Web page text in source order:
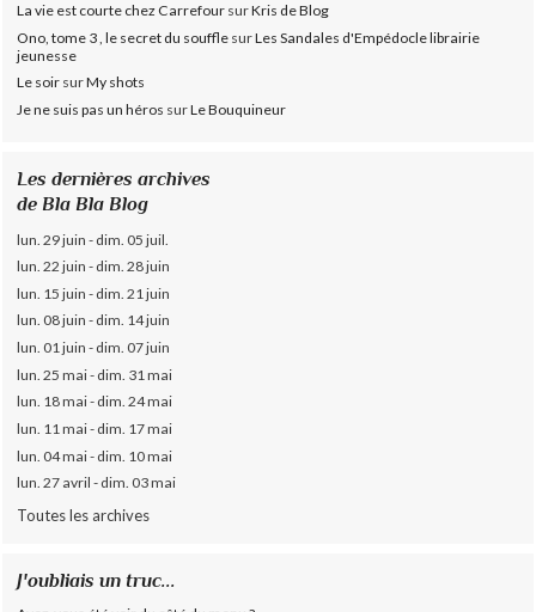
La vie est courte chez Carrefour surKris de Blog
Ono, tome 3 , le secret du souffle surLes Sandales d'Empédocle librairie
jeunesse
Le soir surMy shots
Je ne suis pas un héros surLe Bouquineur
Les dernières archives
de Bla Bla Blog
lun. 29 juin - dim. 05 juil.
lun. 22 juin - dim. 28 juin
lun. 15 juin - dim. 21 juin
lun. 08 juin - dim. 14 juin
lun. 01 juin - dim. 07 juin
lun. 25 mai - dim. 31 mai
lun. 18 mai - dim. 24 mai
lun. 11 mai - dim. 17 mai
lun. 04 mai - dim. 10 mai
lun. 27 avril - dim. 03 mai
Toutes les archives
J'oubliais un truc...